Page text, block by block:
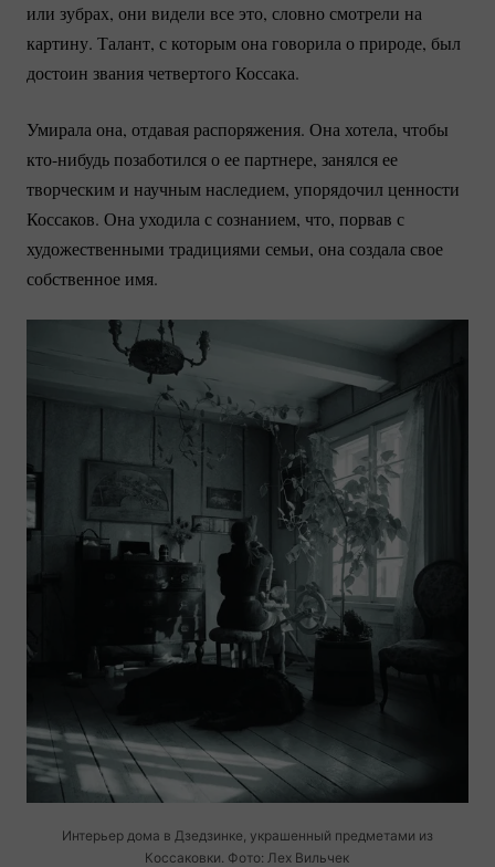
или зубрах, они видели все это, словно смотрели на
картину. Талант, с которым она говорила о природе, был
достоин звания четвертого Коссака.
Умирала она, отдавая распоряжения. Она хотела, чтобы
кто-нибудьпозаботился о ее партнере, занялся ее
творческим и научным наследием, упорядочил ценности
Коссаков. Она уходила с сознанием, что, порвав с
художественными традициями семьи, она создала свое
собственное имя.
Интерьер дома в Дзедзинке, украшенный предметами из
Коссаковки. Фото: Лех Вильчек